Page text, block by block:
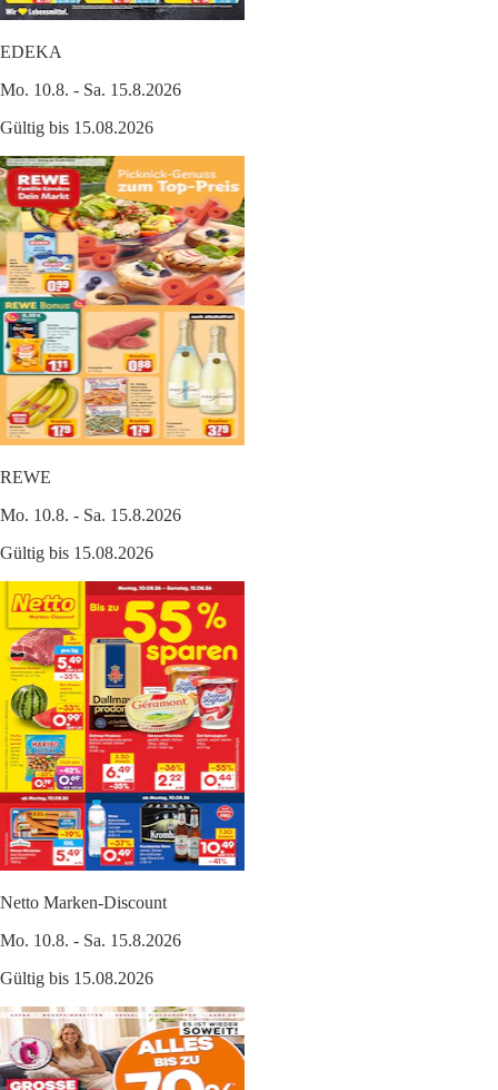
EDEKA
Mo. 10.8. - Sa. 15.8.2026
Gültig bis 15.08.2026
REWE
Mo. 10.8. - Sa. 15.8.2026
Gültig bis 15.08.2026
Netto Marken-Discount
Mo. 10.8. - Sa. 15.8.2026
Gültig bis 15.08.2026